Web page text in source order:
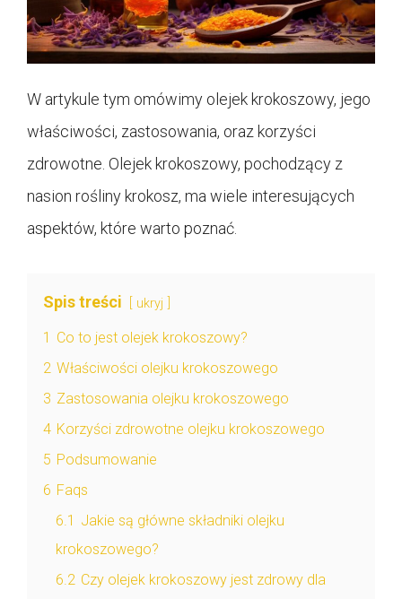
W artykule tym omówimy olejek krokoszowy, jego
właściwości, zastosowania, oraz korzyści
zdrowotne. Olejek krokoszowy, pochodzący z
nasion rośliny krokosz, ma wiele interesujących
aspektów, które warto poznać.
Spis treści ukryj
1 Co to jest olejek krokoszowy?
2 Właściwości olejku krokoszowego
3 Zastosowania olejku krokoszowego
4 Korzyści zdrowotne olejku krokoszowego
5 Podsumowanie
6 Faqs
6.1 Jakie są główne składniki olejku
krokoszowego?
6.2 Czy olejek krokoszowy jest zdrowy dla